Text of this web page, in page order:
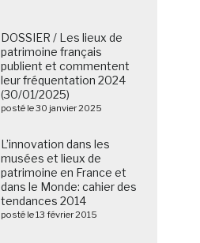
DOSSIER / Les lieux de
patrimoine français
publient et commentent
leur fréquentation 2024
(30/01/2025)
posté le 30 janvier 2025
L’innovation dans les
musées et lieux de
patrimoine en France et
dans le Monde: cahier des
tendances 2014
posté le 13 février 2015